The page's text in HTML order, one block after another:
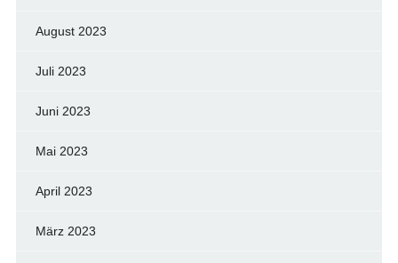
August 2023
Juli 2023
Juni 2023
Mai 2023
April 2023
März 2023